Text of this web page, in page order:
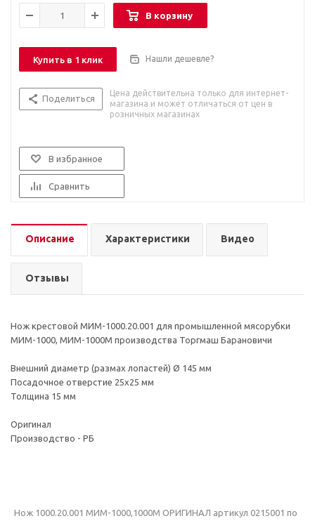
В корзину
Купить в 1 клик Нашли дешевле?
Поделиться
Цена действительна только для интернет-
магазина и может отличаться от цен в
розничных магазинах
В избранное
Сравнить
Описание Характеристики Видео
Отзывы
Нож крестовой МИМ-1000.20.001 для промышленной мясорубки
МИМ-1000, МИМ-1000М производства Торгмаш Барановичи
Внешний диаметр (размах лопастей) Ø 145 мм
Посадочное отверстие 25х25 мм
Толщина 15 мм
Оригинал
Производство - РБ
Нож 1000.20.001 МИМ-1000,1000М ОРИГИНАЛ артикул 0215001 по